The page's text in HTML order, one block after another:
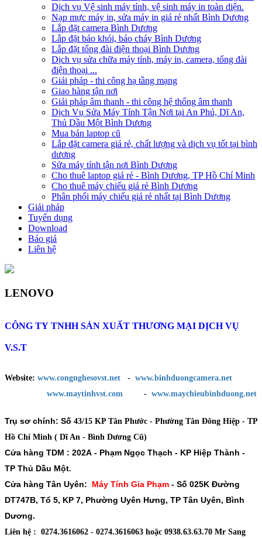
Dịch vụ Vệ sinh máy tính, vệ sinh máy in toàn diện.
Nạp mực máy in, sửa máy in giá rẻ nhất Bình Dương
Lắp đặt camera Bình Dương
Lắp đặt báo khói, báo cháy Bình Dương
Lắp đặt tổng đài điện thoại Bình Dương
Dịch vụ sửa chữa máy tính, máy in, camera, tổng đài
điện thoại ...
Giải pháp - thi công hạ tầng mạng
Giao hàng tận nơi
Giải pháp âm thanh - thi công hệ thống âm thanh
Dịch Vụ Sửa Máy Tính Tận Nơi tại An Phú, Dĩ An,
Thủ Dầu Một Bình Dương
Mua bán laptop cũ
Lắp đặt camera giá rẻ, chất lượng và dịch vụ tốt tại bình
dương
Sửa máy tính tận nơi Bình Dương
Cho thuê laptop giá rẻ - Bình Dương, TP Hồ Chí Minh
Cho thuê máy chiếu giá rẻ Bình Dương
Phân phối máy chiếu giá rẻ nhất tại Bình Dương
Giải pháp
Tuyển dụng
Download
Báo giá
Liên hệ
LENOVO
CÔNG TY TNHH SẢN XUẤT THƯƠNG MẠI DỊCH VỤ
V.S.T
Website: www.congnghesovst.net - www.binhduongcamera.net
www.maytinhvst.com
- www.maychieubinhduong.net
Trụ sơ chính: Số 43/15 KP Tân Phước - Phường Tân Đông Hiệp - TP
Hồ Chí Minh ( Dĩ An - Bình Dương Cũ)
Cửa hàng TDM : 202A - Phạm Ngọc Thạch - KP Hiệp Thành -
TP Thủ Dầu Một.
Cửa hàng Tân Uyên: Máy Tính Gia Phạm - Số 025K Đường
DT747B, Tổ 5, KP 7, Phường Uyên Hưng, TP Tân Uyên, Bình
Dương.
Liên hệ : 0274.3616062 - 0274.3616063 hoặc 0938.63.63.70 Mr Sang